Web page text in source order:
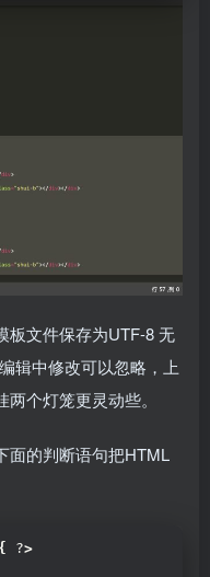
板文件保存为UTF-8 无
辑中修改可以忽略，上
个灯笼更灵动些。
面的判断语句把HTML
{ ?>